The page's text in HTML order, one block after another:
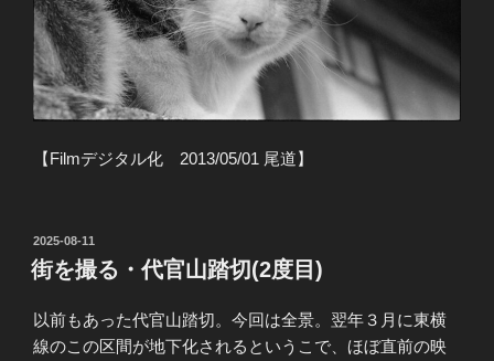
【Filmデジタル化 2013/05/01 尾道】
投
稿
日:
2025-08-11
街を撮る・代官山踏切(2度目)
以前もあった代官山踏切。今回は全景。翌年３月に東横
線のこの区間が地下化されるというこで、ほぼ直前の映